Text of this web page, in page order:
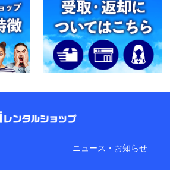
ニュース・お知らせ